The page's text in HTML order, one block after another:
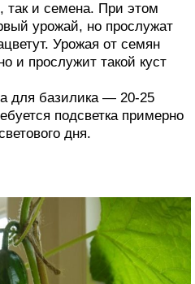
так и семена. При этом
урожай, но прослужат
Урожая от семян
и прослужит такой куст
для базилика — 20-25
подсветка примерно
дня.